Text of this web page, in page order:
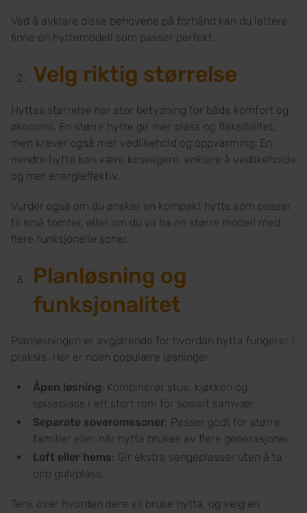
Ved å avklare disse behovene på forhånd kan du lettere
finne en hyttemodell som passer perfekt.
Velg riktig størrelse
Hyttas størrelse har stor betydning for både komfort og
økonomi. En større hytte gir mer plass og fleksibilitet,
men krever også mer vedlikehold og oppvarming. En
mindre hytte kan være koseligere, enklere å vedlikeholde
og mer energieffektiv.
Vurder også om du ønsker en kompakt hytte som passer
til små tomter, eller om du vil ha en større modell med
flere funksjonelle soner.
Planløsning og
funksjonalitet
Planløsningen er avgjørende for hvordan hytta fungerer i
praksis. Her er noen populære løsninger:
Åpen løsning: Kombinerer stue, kjøkken og
spiseplass i ett stort rom for sosialt samvær.
Separate soveromssoner: Passer godt for større
familier eller når hytta brukes av flere generasjoner.
Loft eller hems: Gir ekstra sengeplasser uten å ta
opp gulvplass.
Tenk over hvordan dere vil bruke hytta, og velg en